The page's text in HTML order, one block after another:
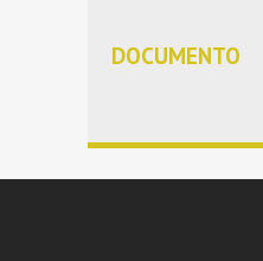
DOCUMENTO